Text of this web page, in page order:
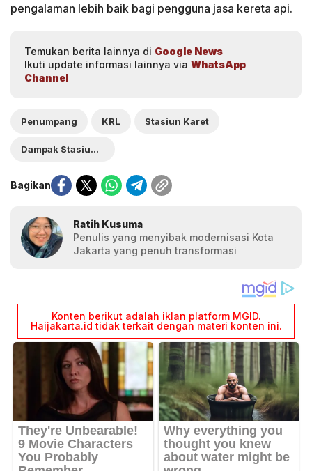
pengalaman lebih baik bagi pengguna jasa kereta api.
Temukan berita lainnya di Google News
Ikuti update informasi lainnya via WhatsApp
Channel
Penumpang KRL Stasiun Karet
Dampak Stasiun Karet
Bagikan
Ratih Kusuma
Penulis yang menyibak modernisasi Kota
Jakarta yang penuh transformasi